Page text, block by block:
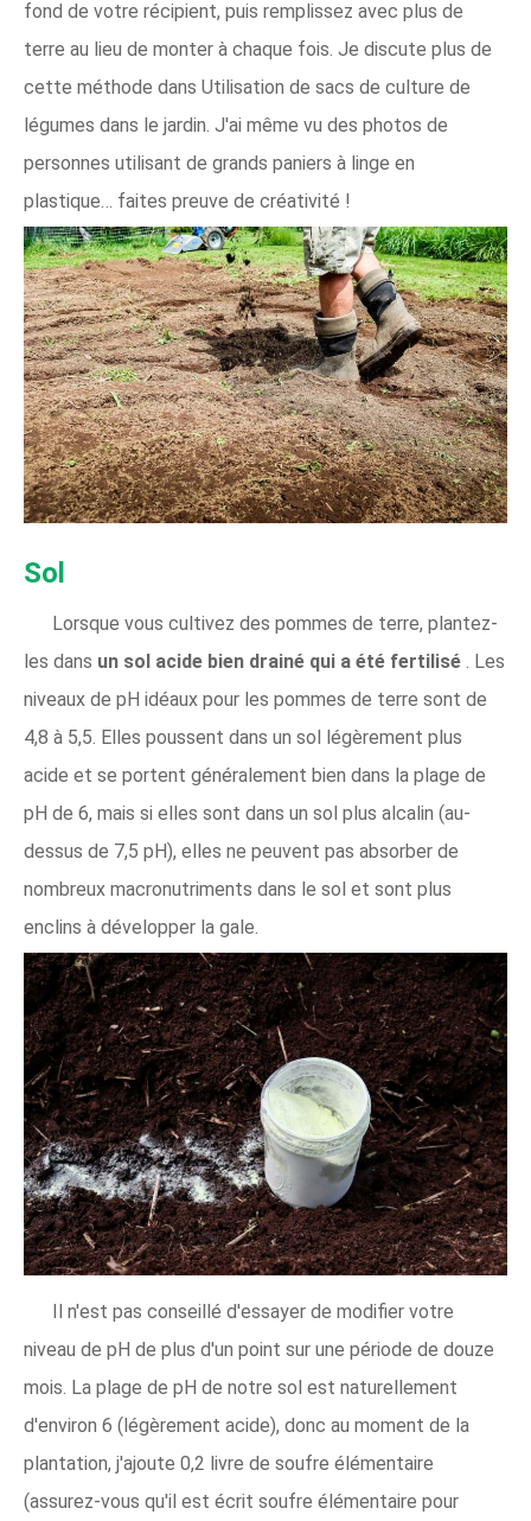
fond de votre récipient, puis remplissez avec plus de
terre au lieu de monter à chaque fois. Je discute plus de
cette méthode dans Utilisation de sacs de culture de
légumes dans le jardin. J'ai même vu des photos de
personnes utilisant de grands paniers à linge en
plastique… faites preuve de créativité !
Sol
Lorsque vous cultivez des pommes de terre, plantez-
les dans un sol acide bien drainé qui a été fertilisé . Les
niveaux de pH idéaux pour les pommes de terre sont de
4,8 à 5,5. Elles poussent dans un sol légèrement plus
acide et se portent généralement bien dans la plage de
pH de 6, mais si elles sont dans un sol plus alcalin (au-
dessus de 7,5 pH), elles ne peuvent pas absorber de
nombreux macronutriments dans le sol et sont plus
enclins à développer la gale.
Il n'est pas conseillé d'essayer de modifier votre
niveau de pH de plus d'un point sur une période de douze
mois. La plage de pH de notre sol est naturellement
d'environ 6 (légèrement acide), donc au moment de la
plantation, j'ajoute 0,2 livre de soufre élémentaire
(assurez-vous qu'il est écrit soufre élémentaire pour